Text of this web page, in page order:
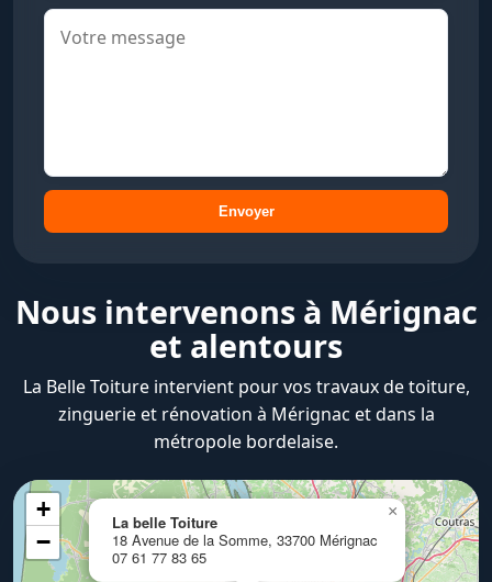
Envoyer
Nous intervenons à Mérignac
et alentours
La Belle Toiture intervient pour vos travaux de toiture,
zinguerie et rénovation à Mérignac et dans la
métropole bordelaise.
La belle Toiture
18 Avenue de la Somme, 33700 Mérignac
07 61 77 83 65
×
+
−